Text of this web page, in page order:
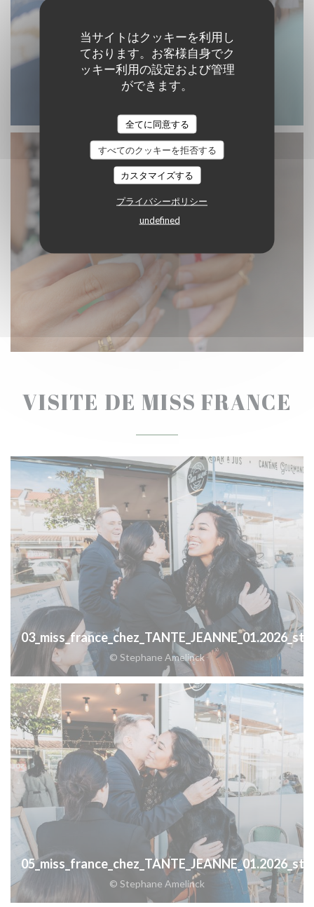
当サイトはクッキーを利用し
ております。お客様自身でク
ッキー利用の設定および管理
ができます。
全てに同意する
すべてのクッキーを拒否する
カスタマイズする
プライバシーポリシー
undefined
VISITE DE MISS FRANCE
© Stephane Amelinck
© Stephane Amelinck